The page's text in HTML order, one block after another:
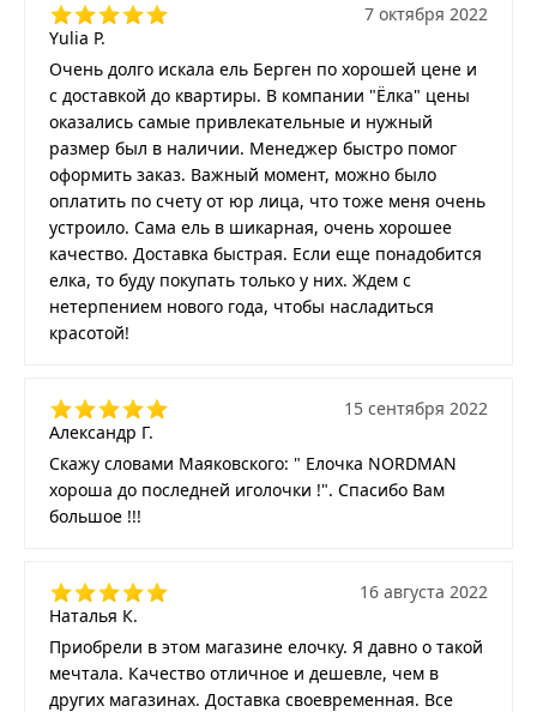
Yulia P.
7 октября 2022
Очень долго искала ель Берген по хорошей цене и
с доставкой до квартиры. В компании "Ёлка" цены
оказались самые привлекательные и нужный
размер был в наличии. Менеджер быстро помог
оформить заказ. Важный момент, можно было
оплатить по счету от юр лица, что тоже меня очень
устроило. Сама ель в шикарная, очень хорошее
качество. Доставка быстрая. Если еще понадобится
елка, то буду покупать только у них. Ждем с
нетерпением нового года, чтобы насладиться
красотой!
Александр Г.
15 сентября 2022
Скажу словами Маяковского: " Елочка NORDMAN
хороша до последней иголочки !". Спасибо Вам
большое !!!
Наталья К.
16 августа 2022
Приобрели в этом магазине елочку. Я давно о такой
мечтала. Качество отличное и дешевле, чем в
других магазинах. Доставка своевременная. Все